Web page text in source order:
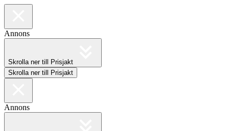
Annons
Skrolla ner till Prisjakt
Skrolla ner till Prisjakt
Annons